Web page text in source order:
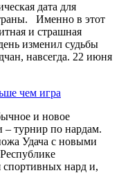
дата для
Именно в этот
и страшная
изменил судьбы
навсегда. 22 июня
чем игра
и новое
– турнир по нардам.
Удача с новыми
спортивных нард и,